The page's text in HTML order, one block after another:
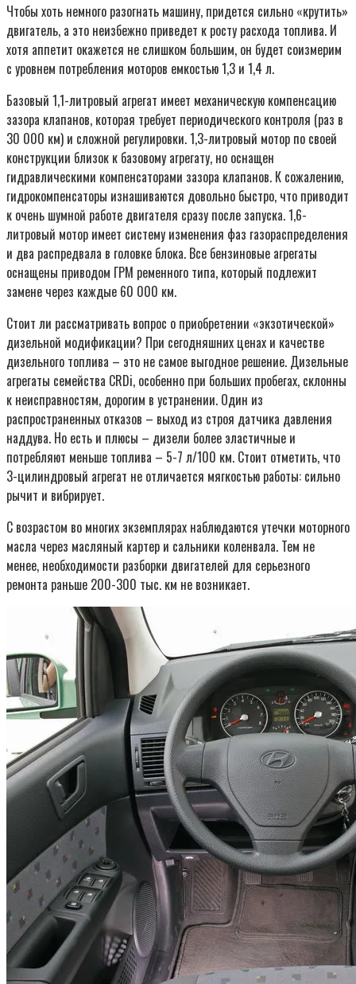
Чтобы хоть немного разогнать машину, придется сильно «крутить»
двигатель, а это неизбежно приведет к росту расхода топлива. И
хотя аппетит окажется не слишком большим, он будет соизмерим
с уровнем потребления моторов емкостью 1,3 и 1,4 л.
Базовый 1,1-литровый агрегат имеет механическую компенсацию
зазора клапанов, которая требует периодического контроля (раз в
30 000 км) и сложной регулировки. 1,3-литровый мотор по своей
конструкции близок к базовому агрегату, но оснащен
гидравлическими компенсаторами зазора клапанов. К сожалению,
гидрокомпенсаторы изнашиваются довольно быстро, что приводит
к очень шумной работе двигателя сразу после запуска. 1,6-
литровый мотор имеет систему изменения фаз газораспределения
и два распредвала в головке блока. Все бензиновые агрегаты
оснащены приводом ГРМ ременного типа, который подлежит
замене через каждые 60 000 км.
Стоит ли рассматривать вопрос о приобретении «экзотической»
дизельной модификации? При сегодняшних ценах и качестве
дизельного топлива – это не самое выгодное решение. Дизельные
агрегаты семейства CRDi, особенно при больших пробегах, склонны
к неисправностям, дорогим в устранении. Один из
распространенных отказов – выход из строя датчика давления
наддува. Но есть и плюсы – дизели более эластичные и
потребляют меньше топлива – 5-7 л/100 км. Стоит отметить, что
3-цилиндровый агрегат не отличается мягкостью работы: сильно
рычит и вибрирует.
С возрастом во многих экземплярах наблюдаются утечки моторного
масла через масляный картер и сальники коленвала. Тем не
менее, необходимости разборки двигателей для серьезного
ремонта раньше 200-300 тыс. км не возникает.